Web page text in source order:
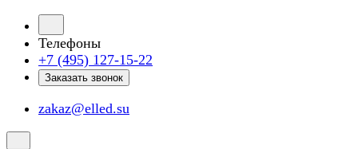
Телефоны
+7 (495) 127-15-22
Заказать звонок
zakaz@elled.su